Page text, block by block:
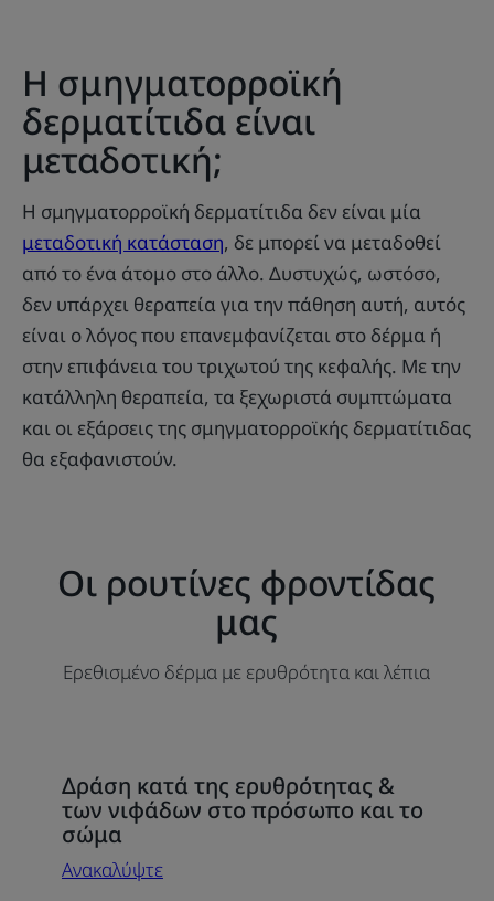
Η σμηγματορροϊκή
δερματίτιδα είναι
μεταδοτική;
Η σμηγματορροϊκή δερματίτιδα δεν είναι μία
μεταδοτική κατάσταση, δε μπορεί να μεταδοθεί
από το ένα άτομο στο άλλο. Δυστυχώς, ωστόσο,
δεν υπάρχει θεραπεία για την πάθηση αυτή, αυτός
είναι ο λόγος που επανεμφανίζεται στο δέρμα ή
στην επιφάνεια του τριχωτού της κεφαλής. Με την
κατάλληλη θεραπεία, τα ξεχωριστά συμπτώματα
και οι εξάρσεις της σμηγματορροϊκής δερματίτιδας
θα εξαφανιστούν.
Οι ρουτίνες φροντίδας
μας
Ερεθισμένο δέρμα με ερυθρότητα και λέπια
Ανακαλύψτε
Δράση
κατά
ερυθρότητας
Δράση κατά της ερυθρότητας &
των νιφάδων στο πρόσωπο και το
σώμα
Ανακαλύψτε